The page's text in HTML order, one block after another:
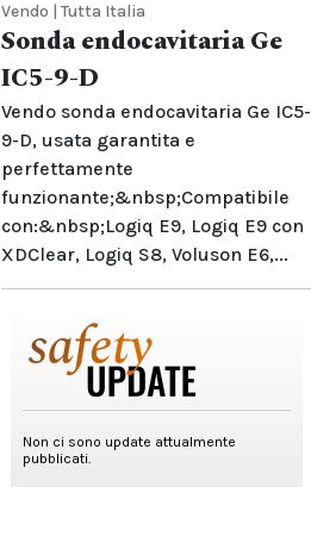
Vendo | Tutta Italia
Sonda endocavitaria Ge
IC5-9-D
Vendo sonda endocavitaria Ge IC5-
9-D, usata garantita e
perfettamente
funzionante;&nbsp;Compatibile
con:&nbsp;Logiq E9, Logiq E9 con
XDClear, Logiq S8, Voluson E6,...